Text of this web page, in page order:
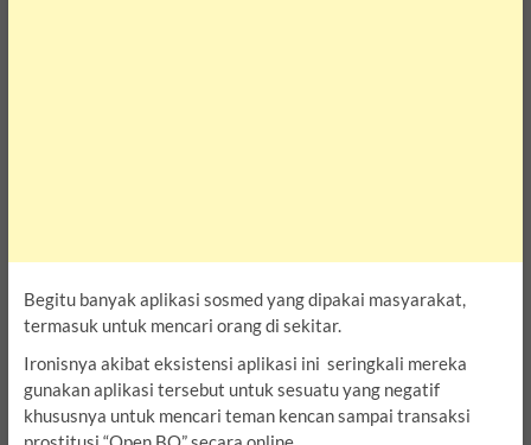
Begitu banyak aplikasi sosmed yang dipakai masyarakat,
termasuk untuk mencari orang di sekitar.
Ironisnya akibat eksistensi aplikasi ini seringkali mereka
gunakan aplikasi tersebut untuk sesuatu yang negatif
khususnya untuk mencari teman kencan sampai transaksi